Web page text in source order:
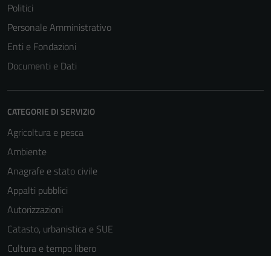
Politici
Personale Amministrativo
Enti e Fondazioni
Documenti e Dati
CATEGORIE DI SERVIZIO
Agricoltura e pesca
Ambiente
Anagrafe e stato civile
Appalti pubblici
Autorizzazioni
Catasto, urbanistica e SUE
Cultura e tempo libero